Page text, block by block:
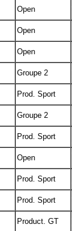
Open
Open
Open
Groupe 2
Prod. Sport
Groupe 2
Prod. Sport
Open
Prod. Sport
Prod. Sport
Product. GT